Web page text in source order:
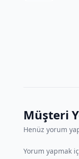
Müşteri
Henüz yorum
Yorum yapmak